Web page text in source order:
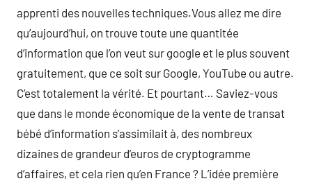
apprenti des nouvelles techniques.Vous allez me dire
qu’aujourd’hui, on trouve toute une quantitée
d’information que l’on veut sur google et le plus souvent
gratuitement, que ce soit sur Google, YouTube ou autre.
C’est totalement la vérité. Et pourtant… Saviez-vous
que dans le monde économique de la vente de transat
bébé d’information s’assimilait à, des nombreux
dizaines de grandeur d’euros de cryptogramme
d’affaires, et cela rien qu’en France ? L’idée première